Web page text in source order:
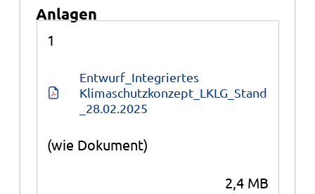
Anlagen
1
Entwurf_Integriertes
Klimaschutzkonzept_LKLG_Stand
_28.02.2025
(wie Dokument)
2,4 MB